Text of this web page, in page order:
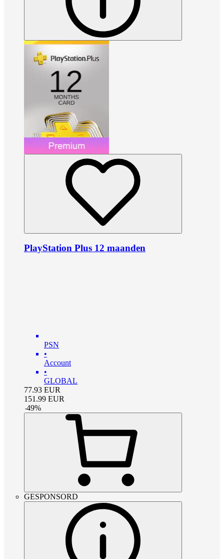
PlayStation Plus 12 maanden
PSN
•
Account
•
GLOBAL
77.93 EUR
151.99 EUR
-49%
GESPONSORD